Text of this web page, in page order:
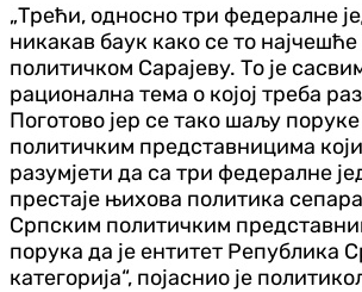
„Трећи, односно три федералне
никакав баук како се то
политичком Сарајеву. То је
рационална тема о којој треба
Поготово јер се тако шаљу
политичким представницима
разумјети да са три федералне
престаје њихова политика
Српским политичким
порука да је ентитет Република
категорија“, појаснио је